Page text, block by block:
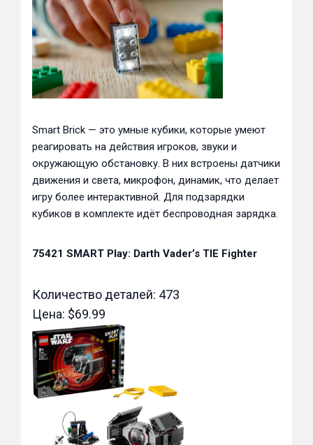
Smart Brick — это умные кубики, которые умеют
реагировать на действия игроков, звуки и
окружающую обстановку. В них встроены датчики
движения и света, микрофон, динамик, что делает
игру более интерактивной. Для подзарядки
кубиков в комплекте идёт беспроводная зарядка.
75421 SMART Play: Darth Vader’s TIE Fighter
Количество деталей: 473
Цена: $69.99